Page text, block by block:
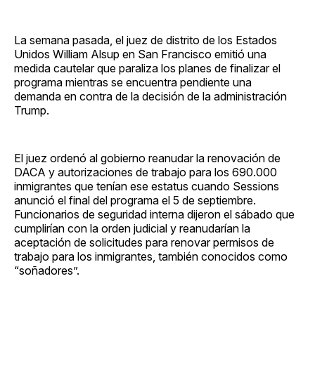
La semana pasada, el juez de distrito de los Estados
Unidos William Alsup en San Francisco emitió una
medida cautelar que paraliza los planes de finalizar el
programa mientras se encuentra pendiente una
demanda en contra de la decisión de la administración
Trump.
El juez ordenó al gobierno reanudar la renovación de
DACA y autorizaciones de trabajo para los 690.000
inmigrantes que tenían ese estatus cuando Sessions
anunció el final del programa el 5 de septiembre.
Funcionarios de seguridad interna dijeron el sábado que
cumplirían con la orden judicial y reanudarían la
aceptación de solicitudes para renovar permisos de
trabajo para los inmigrantes, también conocidos como
“soñadores”.